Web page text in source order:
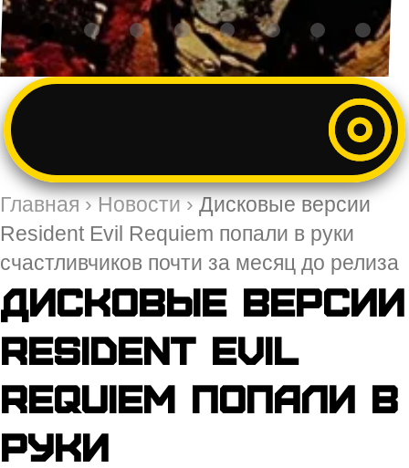
Главная›Новости›Дисковые версии
Resident Evil Requiem попали в руки
счастливчиков почти за месяц до релиза
Дисковые версии
Resident Evil
Requiem попали в
руки